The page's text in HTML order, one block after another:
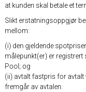
at kunden skal betale et
Slikt erstatningsoppgjør
mellom:
(i) den gjeldende
målepunkt(er) er
Pool; og
(ii) avtalt fastpris for
fremgår av avtalen.